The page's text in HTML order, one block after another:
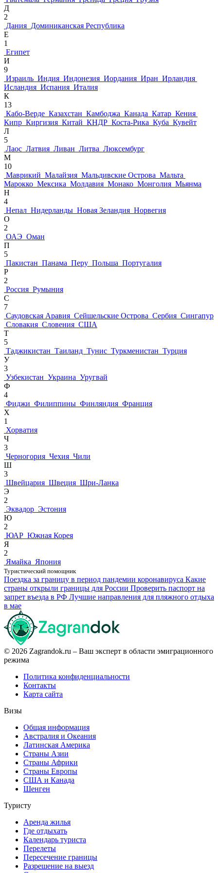
Д
2
Дания Доминиканская Республика
Е
1
Египет
И
9
Израиль Индия Индонезия Иордания Иран Ирландия
Исландия Испания Италия
К
13
Кабо-Верде Казахстан Камбоджа Канада Катар Кения
Кипр Киргизия Китай КНДР Коста-Рика Куба Кувейт
Л
5
Лаос Латвия Ливан Литва Люксембург
М
10
Маврикий Малайзия Мальдивские Острова Мальта
Марокко Мексика Молдавия Монако Монголия Мьянма
Н
4
Непал Нидерланды Новая Зеландия Норвегия
О
2
ОАЭ Оман
П
5
Пакистан Панама Перу Польша Португалия
Р
2
Россия Румыния
С
7
Саудовская Аравия Сейшельские Острова Сербия Сингапур
Словакия Словения США
Т
5
Таджикистан Таиланд Тунис Туркменистан Турция
У
3
Узбекистан Украина Уругвай
Ф
4
Фиджи Филиппины Финляндия Франция
Х
1
Хорватия
Ч
3
Черногория Чехия Чили
Ш
3
Швейцария Швеция Шри-Ланка
Э
2
Эквадор Эстония
Ю
2
ЮАР Южная Корея
Я
2
Ямайка Япония
Туристический помощник
Поездка за границу в период пандемии коронавируса Какие
страны открыли границы для России Проверить паспорт на
запрет въезда в РФ Лучшие направления для пляжного отдыха
в мае
© 2026 Zagrandok.ru – Ваш эксперт в области эмиграционного
режима
Политика конфиденциальности
Контакты
Карта сайта
Визы
Общая информация
Австралия и Океания
Латинская Америка
Страны Азии
Страны Африки
Страны Европы
США и Канада
Шенген
Туристу
Аренда жилья
Где отдыхать
Календарь туриста
Перелеты
Пересечение границы
Разрешение на выезд